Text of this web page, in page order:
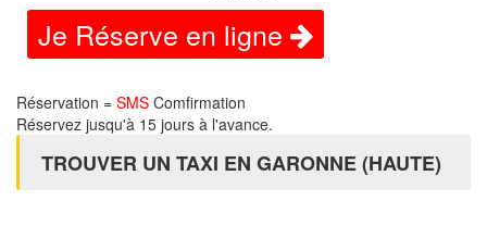
Je Réserve en ligne
Réservation = SMS Comfirmation
Réservez jusqu'à 15 jours à l'avance.
TROUVER UN TAXI EN GARONNE (HAUTE)